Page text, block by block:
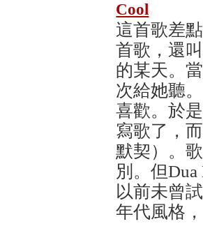
Cool
這首歌差
首歌，還
的某天。
次給她聽
喜歡。於
寫歌了，
默契）。
別。但
以前未曾
年代風格